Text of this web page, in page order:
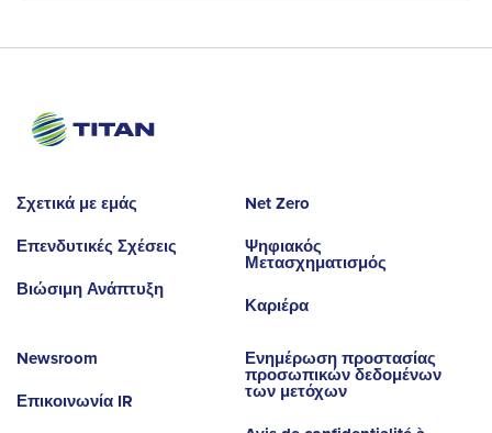
Σχετικά με εμάς
Επενδυτικές Σχέσεις
Βιώσιμη Ανάπτυξη
Net Zero
Ψηφιακός
Μετασχηματισμός
Καριέρα
Newsroom
Επικοινωνία IR
Ενημέρωση προστασίας
προσωπικών δεδομένων
των μετόχων